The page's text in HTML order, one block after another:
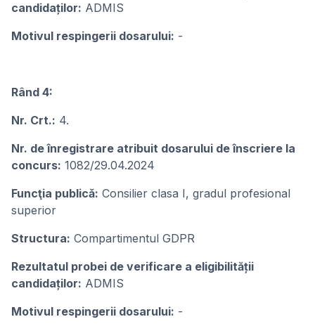
candidaților: ADMIS
Motivul respingerii dosarului: -
Rând 4:
Nr. Crt.: 4.
Nr. de înregistrare atribuit dosarului de înscriere la
concurs: 1082/29.04.2024
Funcţia publicǎ: Consilier clasa I, gradul profesional
superior
Structura: Compartimentul GDPR
Rezultatul probei de verificare a eligibilității
candidaților: ADMIS
Motivul respingerii dosarului: -